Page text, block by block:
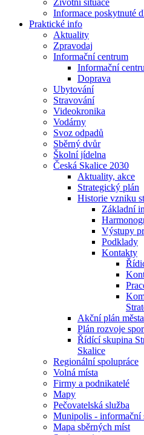
Životní situace
Informace poskytnuté
Praktické info
Aktuality
Zpravodaj
Informační centrum
Informační
Doprava
Ubytování
Stravování
Videokronika
Vodárny
Svoz odpadů
Sběrný dvůr
Školní jídelna
Česká Skalice 2030
Aktuality, akce
Strategický plán
Historie vzniku
Základní
Výstupy
Podklady
Kontakty
Akční plán města
Plán rozvoje
Řídící skupina
Skalice
Regionální spolupráce
Volná místa
Firmy a podnikatelé
Mapy
Pečovatelská služba
Munipolis - informační
Mapa sběrných míst